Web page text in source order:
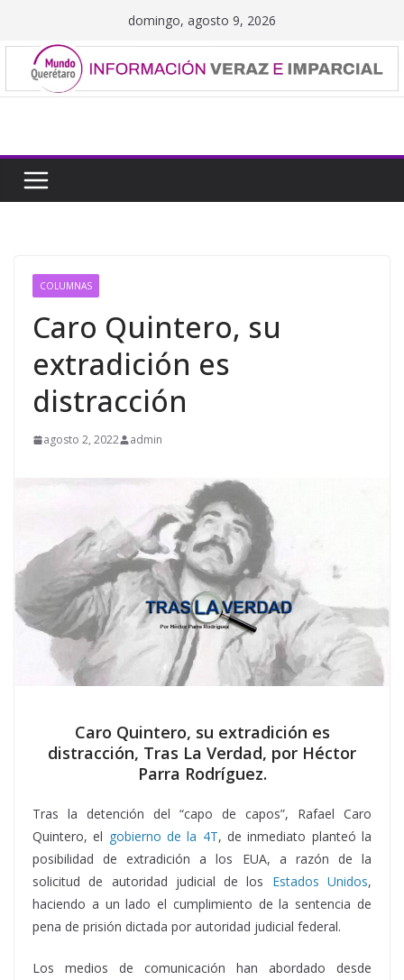
contenido
domingo, agosto 9, 2026
COLUMNAS
Caro Quintero, su
extradición es
distracción
agosto 2, 2022 admin
Caro Quintero, su extradición es
distracción, Tras La Verdad, por Héctor
Parra Rodríguez.
Tras la detención del “capo de capos”, Rafael Caro
Quintero, el gobierno de la 4T, de inmediato planteó la
posibilidad de extradición a los EUA, a razón de la
solicitud de autoridad judicial de los Estados Unidos,
haciendo a un lado el cumplimiento de la sentencia de
pena de prisión dictada por autoridad judicial federal.
Los medios de comunicación han abordado desde